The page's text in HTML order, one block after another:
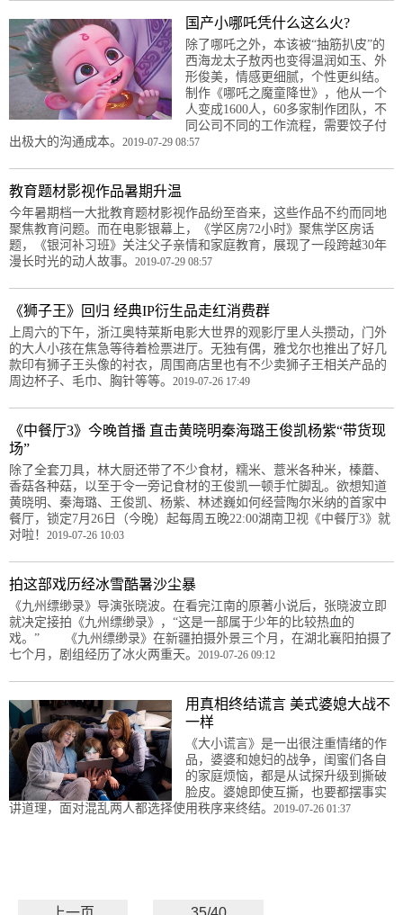
国产小哪吒凭什么这么火?
除了哪吒之外，本该被“抽筋扒皮”的
西海龙太子敖丙也变得温润如玉、外
形俊美，情感更细腻，个性更纠结。
制作《哪吒之魔童降世》，他从一个
人变成1600人，60多家制作团队，不
同公司不同的工作流程，需要饺子付
出极大的沟通成本。 2019-07-29 08:57
教育题材影视作品暑期升温
今年暑期档一大批教育题材影视作品纷至沓来，这些作品不约而同地
聚焦教育问题。而在电影银幕上，《学区房72小时》聚焦学区房话
题，《银河补习班》关注父子亲情和家庭教育，展现了一段跨越30年
漫长时光的动人故事。 2019-07-29 08:57
《狮子王》回归 经典IP衍生品走红消费群
上周六的下午，浙江奥特莱斯电影大世界的观影厅里人头攒动，门外
的大人小孩在焦急等待着检票进厅。无独有偶，雅戈尔也推出了好几
款印有狮子王头像的衬衣，周围商店里也有不少卖狮子王相关产品的
周边杯子、毛巾、胸针等等。 2019-07-26 17:49
《中餐厅3》今晚首播 直击黄晓明秦海璐王俊凯杨紫“带货现
场”
除了全套刀具，林大厨还带了不少食材，糯米、薏米各种米，榛蘑、
香菇各种菇，以至于令一旁记食材的王俊凯一顿手忙脚乱。欲想知道
黄晓明、秦海璐、王俊凯、杨紫、林述巍如何经营陶尔米纳的首家中
餐厅，锁定7月26日（今晚）起每周五晚22:00湖南卫视《中餐厅3》就
对啦！ 2019-07-26 10:03
拍这部戏历经冰雪酷暑沙尘暴
《九州缥缈录》导演张晓波。在看完江南的原著小说后，张晓波立即
就决定接拍《九州缥缈录》，“这是一部属于少年的比较热血的
戏。” 《九州缥缈录》在新疆拍摄外景三个月，在湖北襄阳拍摄了
七个月，剧组经历了冰火两重天。 2019-07-26 09:12
用真相终结谎言 美式婆媳大战不
一样
《大小谎言》是一出很注重情绪的作
品，婆婆和媳妇的战争，闺蜜们各自
的家庭烦恼，都是从试探升级到撕破
脸皮。婆媳即使互撕，也要都摆事实
讲道理，面对混乱两人都选择使用秩序来终结。 2019-07-26 01:37